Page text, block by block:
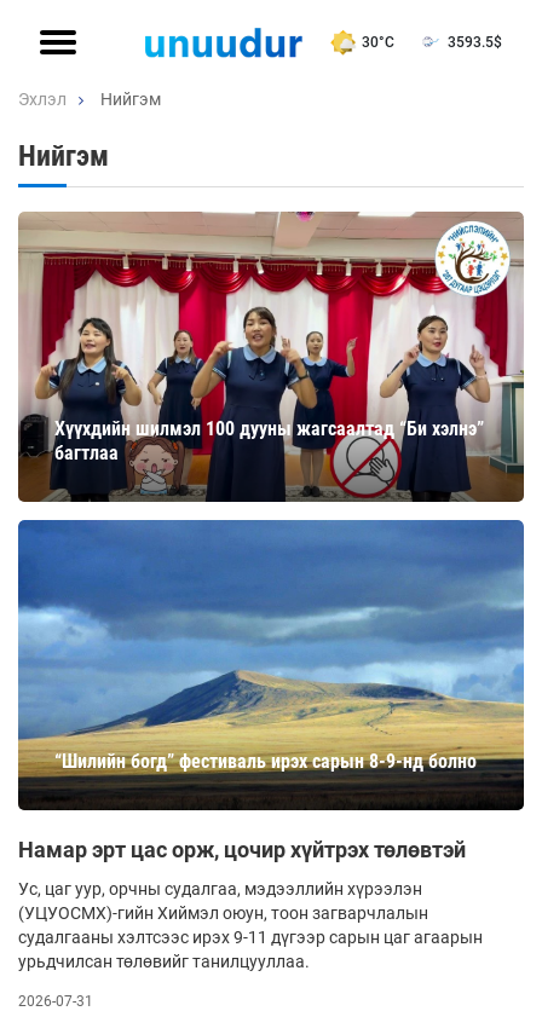
30°C 3593.5$
Эхлэл Нийгэм
Нийгэм
Хүүхдийн шилмэл 100 дууны жагсаалтад “Би хэлнэ”
багтлаа
“Шилийн богд” фестиваль ирэх сарын 8-9-нд болно
Намар эрт цас орж, цочир хүйтрэх төлөвтэй
Ус, цаг уур, орчны судалгаа, мэдээллийн хүрээлэн
(УЦУОСМХ)-гийн Хиймэл оюун, тоон загварчлалын
судалгааны хэлтсээс ирэх 9-11 дүгээр сарын цаг агаарын
урьдчилсан төлөвийг танилцууллаа.
2026-07-31